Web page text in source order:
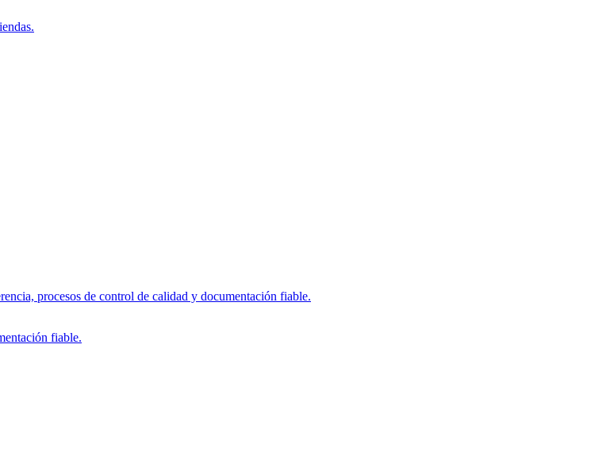
procesos de control de calidad y documentación fiable.
fiable.